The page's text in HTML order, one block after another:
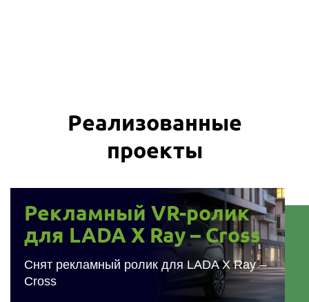
Реализованные
проекты
Рекламный VR-ролик
для LADA X Ray – Cross
Снят рекламный ролик для LADA X Ray –
Cross
Рекламный VR-ролик для LADA X
Ray – Cross
Снят рекламный ролик для LADA X Ray – Cross и
впоследствии размещен в Instagram в проекции Little
Planet.
VR/AR оборудование для ГБУ ДО